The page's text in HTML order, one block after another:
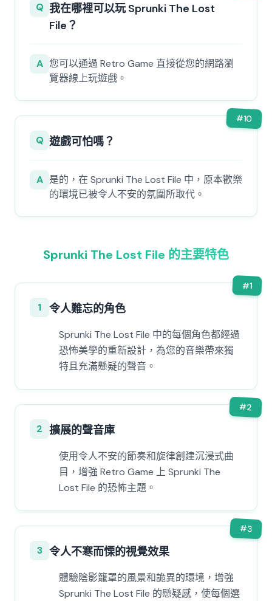
Q 我在哪裡可以玩 Sprunki The Lost
File？
A 您可以通過 Retro Game 直接從您的網路瀏
覽器線上玩遊戲。
#10
Q 遊戲可怕嗎？
A 是的，在 Sprunki The Lost File 中，原本歡樂
的環境已被令人不安的氛圍所取代。
Sprunki The Lost File 的主要特色
#1
1 令人難忘的角色
Sprunki The Lost File 中的每個角色都經過
恐怖美學的重新設計，為您的音樂帶來獨
特且充滿懸疑的聲音。
#2
2 擴展的聲音庫
使用令人不安的節奏和旋律創建沉浸式曲
目，增強 Retro Game 上 Sprunki The
Lost File 的恐怖主題。
#3
3 令人不寒而慄的視覺效果
體驗陰影籠罩的風景和詭異的環境，增強
Sprunki The Lost File 的懸疑感，使每個選